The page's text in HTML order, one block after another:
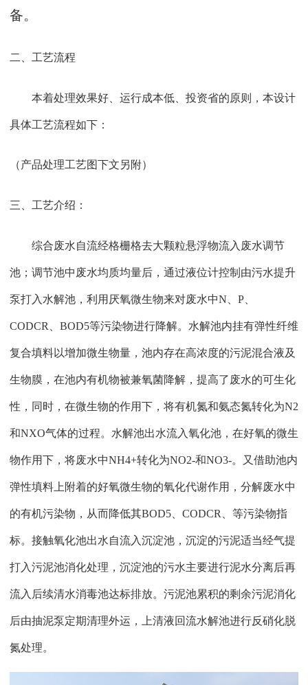
备。
二、工艺流程
本着处理效果好、运行成本低、投资省的原则，本设计
具体工艺流程如下：
（产品处理工艺图下文另附）
三、工艺介绍：
综合废水自流经格栅格去大颗粒悬浮物流入废水调节
池；调节池中废水均质均量后，通过液位计控制由污水提升
泵打入水解池，利用厌氧微生物来对废水中N、P、
CODCR、BOD5等污染物进行降解。水解池内挂有弹性纤维
复合填料以增加微生物量，池内存在高浓度的污泥混合液及
生物膜，在池内有机物被兼氧菌降解，提高了废水的可生化
性，同时，在微生物的作用下，将有机氮和氨态氮转化为N2
和NXO气体的过程。水解池出水流入氧化池，在好氧的微生
物作用下，将废水中NH4+转化为NO2-和NO3-。又借助池内
弹性填料上附着的好氧微生物的氧化代谢作用，分解废水中
的有机污染物，从而降低其BOD5、CODCR、等污染物指
标。接触氧化池出水自流入沉淀池，沉淀的污泥适当经气提
打入污泥池消化处理，沉淀池的污水主要进行泥水分离后再
流入后续清水消毒池达标排放。污泥池累积的剩余污泥消化
后由抽泥泵定期清理外运，上清液回流水解池进行反硝化脱
氮处理。